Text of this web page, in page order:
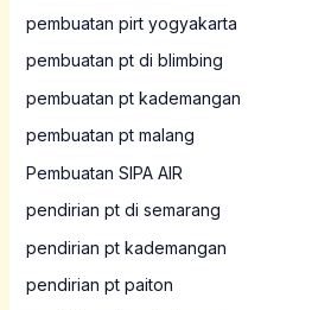
pembuatan pirt yogyakarta
pembuatan pt di blimbing
pembuatan pt kademangan
pembuatan pt malang
Pembuatan SIPA AIR
pendirian pt di semarang
pendirian pt kademangan
pendirian pt paiton